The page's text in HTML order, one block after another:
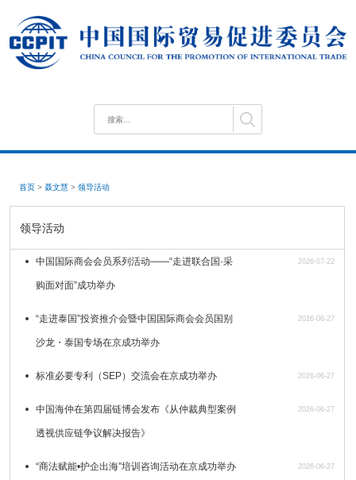
首页 > 聂文慧 > 领导活动
领导活动
中国国际商会会员系列活动——“走进联合国·采
购面对面”成功举办
2026-07-22
“走进泰国”投资推介会暨中国国际商会会员国别
沙龙・泰国专场在京成功举办
2026-06-27
标准必要专利（SEP）交流会在京成功举办 2026-06-27
中国海仲在第四届链博会发布《从仲裁典型案例
透视供应链争议解决报告》
2026-06-27
“商法赋能•护企出海”培训咨询活动在京成功举办 2026-06-27